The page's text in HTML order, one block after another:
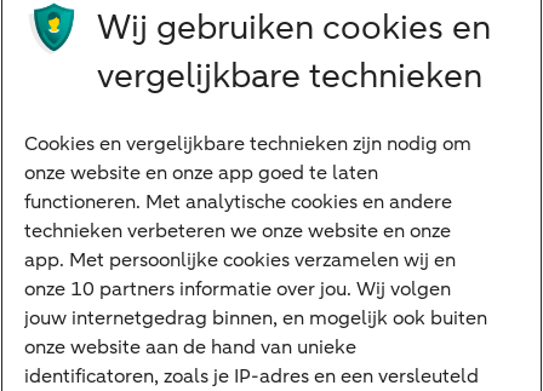
Producten
Betalen
Sparen
Meest gezocht
Jaaroverzicht
Machtiging
E.dentifier
Wij gebruiken cookies en
vergelijkbare technieken
Cookies en vergelijkbare technieken zijn nodig om
onze website en onze app goed te laten
functioneren. Met analytische cookies en andere
technieken verbeteren we onze website en onze
app. Met persoonlijke cookies verzamelen wij en
onze 10 partners informatie over jou. Wij volgen
jouw internetgedrag binnen, en mogelijk ook buiten
onze website aan de hand van unieke
identificatoren, zoals je IP-adres en een versleuteld